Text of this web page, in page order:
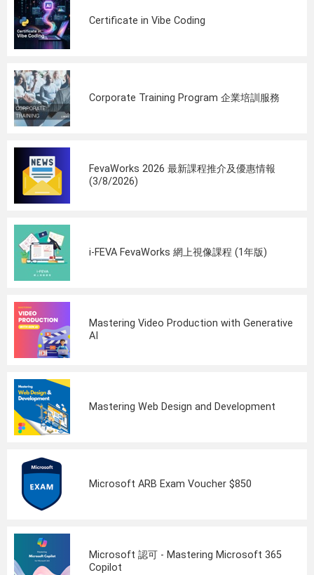
Certificate in Vibe Coding
Corporate Training Program 企業培訓服務
FevaWorks 2026 最新課程推介及優惠情報
(3/8/2026)
i-FEVA FevaWorks 網上視像課程 (1年版)
Mastering Video Production with Generative
AI
Mastering Web Design and Development
Microsoft ARB Exam Voucher $850
Microsoft 認可 - Mastering Microsoft 365
Copilot